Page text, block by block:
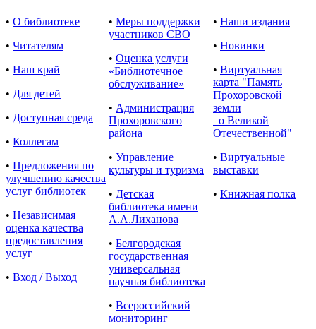
• О библиотеке
• Читателям
• Наш край
• Для детей
• Доступная среда
• Коллегам
• Предложения по
улучшению качества
услуг библиотек
• Независимая
оценка качества
предоставления
услуг
• Вход / Выход
• Меры поддержки
участников СВО
• Оценка услуги
«Библиотечное
обслуживание»
• Администрация
Прохоровского
района
• Управление
культуры и туризма
• Детская
библиотека имени
А.А.Лиханова
• Белгородская
государственная
универсальная
научная библиотека
• Всероссийский
мониторинг
• Наши издания
• Новинки
• Виртуальная
карта "Память
Прохоровской
земли
о Великой
Отечественной"
• Виртуальные
выставки
• Книжная полка